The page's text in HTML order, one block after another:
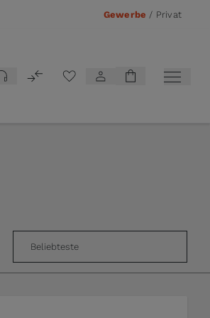
Gewerbe / Privat